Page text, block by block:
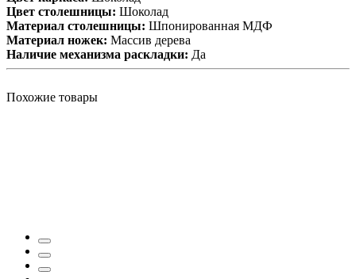
Цвет столешницы: Шоколад
Материал столешницы: Шпонированная МДФ
Материал ножек: Массив дерева
Наличие механизма раскладки: Да
Похожие товары